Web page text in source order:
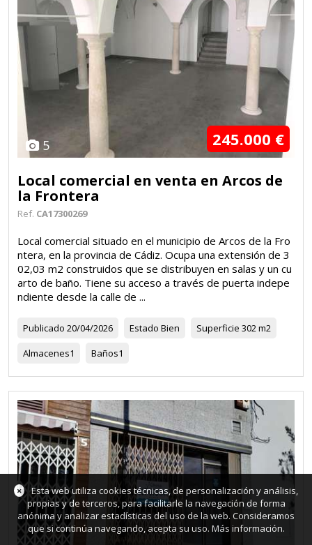
5 245.000 €
Local comercial en venta en Arcos de
la Frontera
Ref. CA17300269
Local comercial situado en el municipio de Arcos de la Fro
ntera, en la provincia de Cádiz. Ocupa una extensión de 3
02,03 m2 construidos que se distribuyen en salas y un cu
arto de baño. Tiene su acceso a través de puerta indepe
ndiente desde la calle de ...
Publicado 20/04/2026 Estado Bien Superficie 302 m2
Almacenes1 Baños1
×
Esta web utiliza cookies técnicas, de personalización y análisis,
propias y de terceros, para facilitarle la navegación de forma
anónima y analizar estadísticas del uso de la web. Consideramos
que si continúa navegando, acepta su uso. Más información.